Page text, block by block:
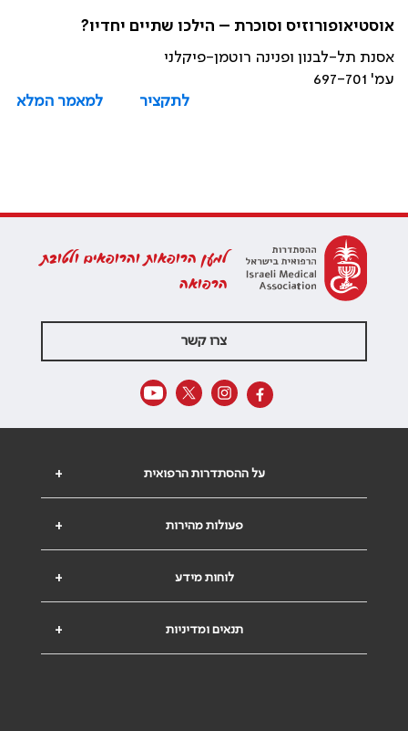
אוסטיאופורוזיס וסוכרת – הילכו שתיים יחדיו?
אסנת תל-לבנון ופנינה רוטמן-פיקלני
עמ' 697-701
לתקציר
למאמר המלא
למען הרופאות והרופאים ולטובת
הרפואה
צרו קשר
+ על ההסתדרות הרפואית
+ פעולות מהירות
+ לוחות מידע
+ תנאים ומדיניות